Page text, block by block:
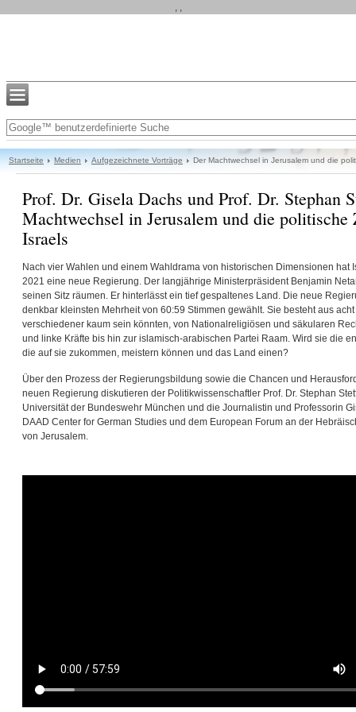
, ,
Startseite Medien Aufgezeichnete Vorträge Der Machtwechsel in Jerusalem und die
Prof. Dr. Gisela Dachs und Prof. Dr. Stephan
Machtwechsel in Jerusalem und die politische
Israels
Nach vier Wahlen und einem Wahldrama von historischen Dimensionen hat
2021 eine neue Regierung. Der langjährige Ministerpräsident Benjamin
seinen Sitz räumen. Er hinterlässt ein tief gespaltenes Land. Die neue
denkbar kleinsten Mehrheit von 60:59 Stimmen gewählt. Sie besteht aus
verschiedener kaum sein könnten, von Nationalreligiösen und säkularen
und linke Kräfte bis hin zur islamisch-arabischen Partei Raam. Wird sie die
die auf sie zukommen, meistern können und das Land einen?
Über den Prozess der Regierungsbildung sowie die Chancen und
neuen Regierung diskutieren der Politikwissenschaftler Prof. Dr. Stephan
Universität der Bundeswehr München und die Journalistin und Professorin
DAAD Center for German Studies und dem European Forum an der
von Jerusalem.